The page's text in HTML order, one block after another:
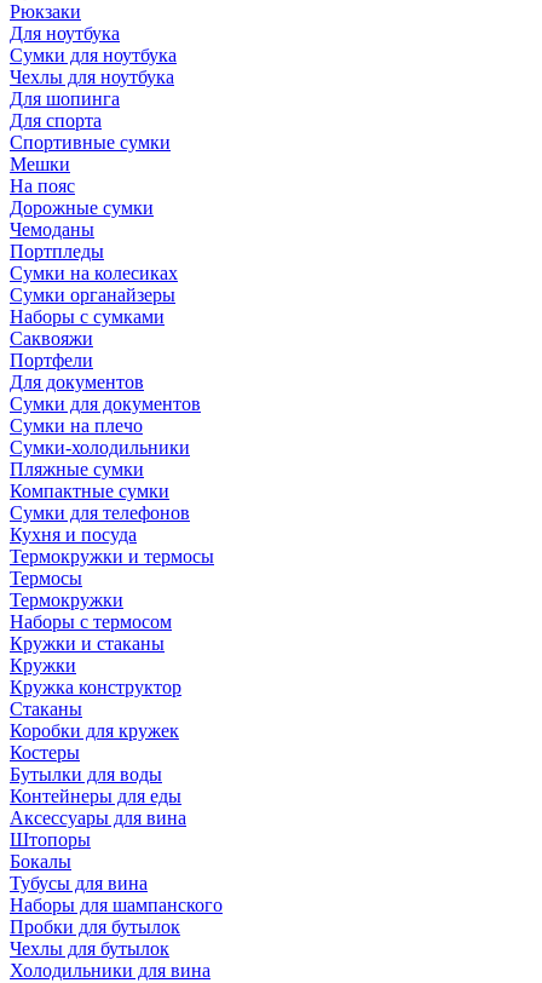
Рюкзаки
Для ноутбука
Сумки для ноутбука
Чехлы для ноутбука
Для шопинга
Для спорта
Спортивные сумки
Мешки
На пояс
Дорожные сумки
Чемоданы
Портпледы
Сумки на колесиках
Сумки органайзеры
Наборы с сумками
Саквояжи
Портфели
Для документов
Сумки для документов
Сумки на плечо
Сумки-холодильники
Пляжные сумки
Компактные сумки
Сумки для телефонов
Кухня и посуда
Термокружки и термосы
Термосы
Термокружки
Наборы с термосом
Кружки и стаканы
Кружки
Кружка конструктор
Стаканы
Коробки для кружек
Костеры
Бутылки для воды
Контейнеры для еды
Аксессуары для вина
Штопоры
Бокалы
Тубусы для вина
Наборы для шампанского
Пробки для бутылок
Чехлы для бутылок
Холодильники для вина